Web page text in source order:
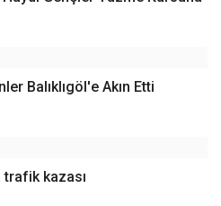
Balıklıgöl'e Akın Etti
trafik kazası